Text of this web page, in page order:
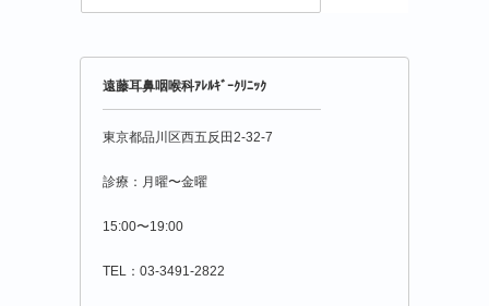
粉
遠藤耳鼻咽喉科ｱﾚﾙｷﾞｰｸﾘﾆｯｸ
東京都品川区西五反田2-32-7
診療：月曜〜金曜
15:00〜19:00
TEL：03-3491-2822